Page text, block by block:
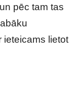
pēc tam tas
ieteicams lietot